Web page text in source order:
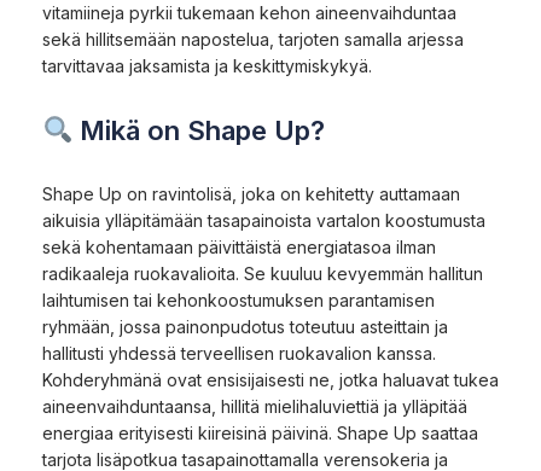
vitamiineja pyrkii tukemaan kehon aineenvaihduntaa
sekä hillitsemään napostelua, tarjoten samalla arjessa
tarvittavaa jaksamista ja keskittymiskykyä.
Mikä on Shape Up?
Shape Up on ravintolisä, joka on kehitetty auttamaan
aikuisia ylläpitämään tasapainoista vartalon koostumusta
sekä kohentamaan päivittäistä energiatasoa ilman
radikaaleja ruokavalioita. Se kuuluu kevyemmän hallitun
laihtumisen tai kehonkoostumuksen parantamisen
ryhmään, jossa painonpudotus toteutuu asteittain ja
hallitusti yhdessä terveellisen ruokavalion kanssa.
Kohderyhmänä ovat ensisijaisesti ne, jotka haluavat tukea
aineenvaihduntaansa, hillitä mielihaluviettiä ja ylläpitää
energiaa erityisesti kiireisinä päivinä. Shape Up saattaa
tarjota lisäpotkua tasapainottamalla verensokeria ja